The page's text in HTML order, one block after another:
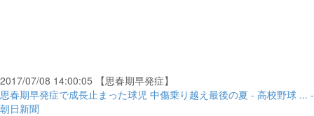
2017/07/08 14:00:05 【思春期早発症】
思春期早発症で成長止まった球児 中傷乗り越え最後の夏 - 高校野球 ... -
朝日新聞